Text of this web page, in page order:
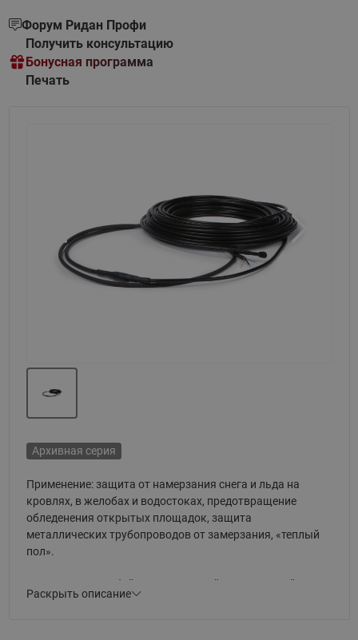
Форум Ридан Профи
Получить консультацию
Бонусная программа
Печать
Назад
Архивная серия
Применение: защита от намерзания снега и льда на
кровлях, в желобах и водостоках, предотвращение
обледенения открытых площадок, защита
металлических трубопроводов от замерзания, «теплый
пол».
Представляет собой универсальный двухжильный
экранированный нагревательный кабель, устойчивый к
Раскрыть описание